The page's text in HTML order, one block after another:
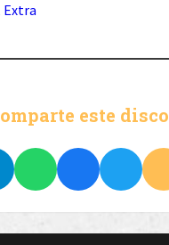
Extra
este disco